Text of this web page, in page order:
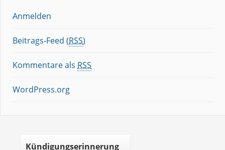
Anmelden
Beitrags-Feed (RSS)
Kommentare als RSS
WordPress.org
Kündigungserinnerung